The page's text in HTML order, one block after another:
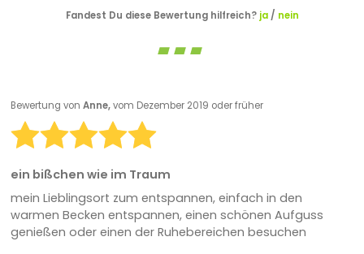
Fandest Du diese Bewertung hilfreich? ja/ nein
Bewertung von Anne,vom Dezember 2019 oder früher
ein bißchen wie im Traum
mein Lieblingsort zum entspannen, einfach in den
warmen Becken entspannen, einen schönen Aufguss
genießen oder einen der Ruhebereichen besuchen